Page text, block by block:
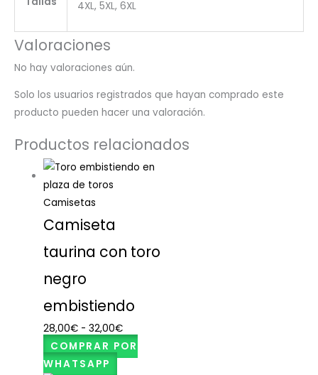
4XL, 5XL, 6XL
Valoraciones
No hay valoraciones aún.
Solo los usuarios registrados que hayan comprado este
producto pueden hacer una valoración.
Productos relacionados
Camisetas
Camiseta
taurina con toro
negro
embistiendo
28,00€ - 32,00€
COMPRAR POR
WHATSAPP